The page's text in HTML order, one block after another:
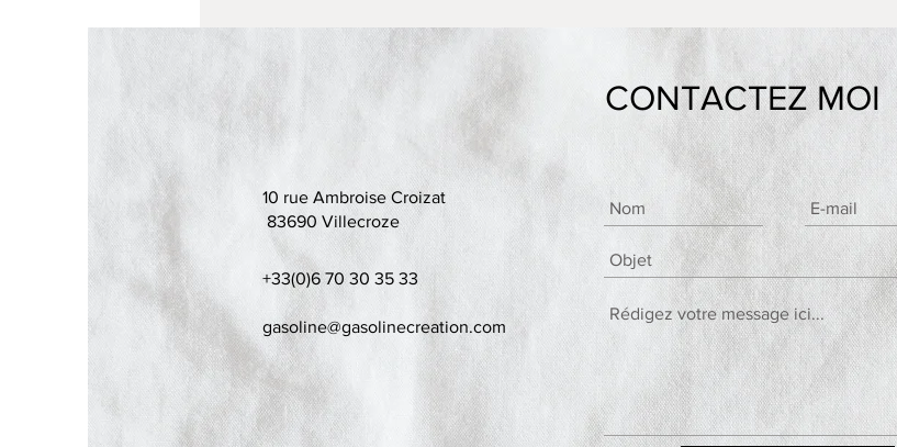
CONTACTEZ MOI
10 rue Ambroise Croizat
83690 Villecroze
+33(0)6 70 30 35 33
gasoline@gasolinecreation.com